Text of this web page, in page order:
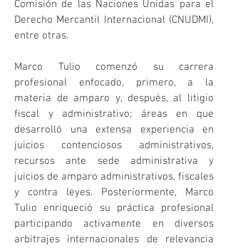
Comisión de las Naciones Unidas para el
Derecho Mercantil Internacional (CNUDMI),
entre otras.
Marco Tulio comenzó su carrera
profesional enfocado, primero, a la
materia de amparo y, después, al litigio
fiscal y administrativo; áreas en que
desarrolló una extensa experiencia en
juicios contenciosos administrativos,
recursos ante sede administrativa y
juicios de amparo administrativos, fiscales
y contra leyes. Posteriormente, Marco
Tulio enriqueció su práctica profesional
participando activamente en diversos
arbitrajes internacionales de relevancia